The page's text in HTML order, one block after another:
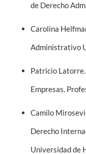
de Derecho
Carolina
Administrativo
Patricio Latorre.
Empresas.
Camilo
Derecho
Universidad de